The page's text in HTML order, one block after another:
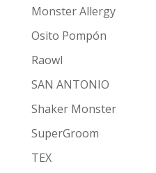
Monster Allergy
Osito Pompón
Raowl
SAN ANTONIO
Shaker Monster
SuperGroom
TEX